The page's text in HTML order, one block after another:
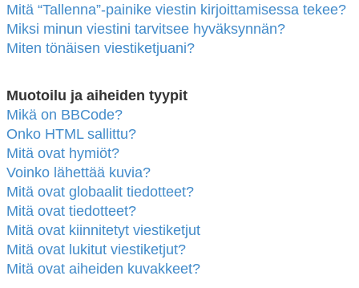
Mitä “Tallenna”-painike viestin kirjoittamisessa tekee?
Miksi minun viestini tarvitsee hyväksynnän?
Miten tönäisen viestiketjuani?
Muotoilu ja aiheiden tyypit
Mikä on BBCode?
Onko HTML sallittu?
Mitä ovat hymiöt?
Voinko lähettää kuvia?
Mitä ovat globaalit tiedotteet?
Mitä ovat tiedotteet?
Mitä ovat kiinnitetyt viestiketjut
Mitä ovat lukitut viestiketjut?
Mitä ovat aiheiden kuvakkeet?